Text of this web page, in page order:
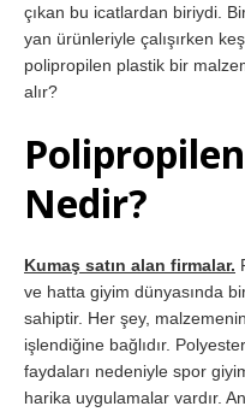
çıkan bu icatlardan biriydi.
yan ürünleriyle çalışırken
polipropilen plastik bir
alır?
Nedir?
Kumaş satın alan firmalar.
ve hatta giyim dünyasında
sahiptir. Her şey,
işlendiğine bağlıdır.
faydaları nedeniyle spor
harika uygulamalar vardır.